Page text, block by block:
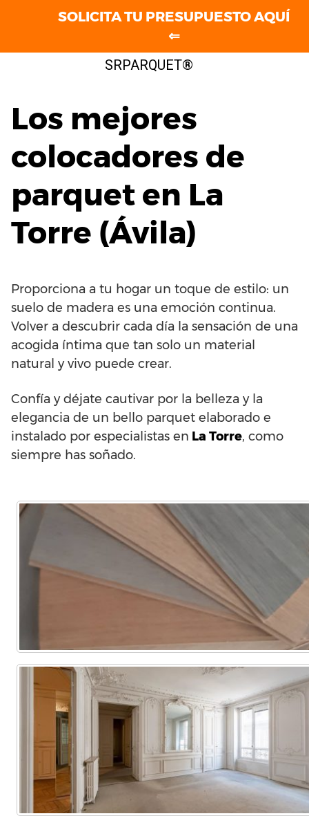
SRPARQUET®
Los mejores
colocadores de
parquet en La
Torre (Ávila)
Proporciona a tu hogar un toque de estilo: un
suelo de madera es una emoción continua.
Volver a descubrir cada día la sensación de una
acogida íntima que tan solo un material
natural y vivo puede crear.
Confía y déjate cautivar por la belleza y la
elegancia de un bello parquet elaborado e
instalado por especialistas en La Torre, como
siempre has soñado.
SOLICITA TU PRESUPUESTO AQUÍ
⇐